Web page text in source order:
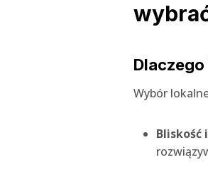
Wybór
Bliskość